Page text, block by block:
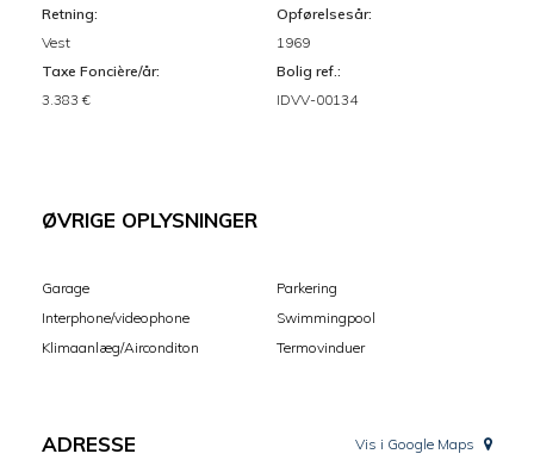
Retning:
Vest
Taxe Foncière/år:
3.383 €
Opførelsesår:
1969
Bolig ref.:
IDVV-00134
ØVRIGE OPLYSNINGER
Garage
Interphone/videophone
Klimaanlæg/Airconditon
Parkering
Swimmingpool
Termovinduer
ADRESSE Vis i Google Maps